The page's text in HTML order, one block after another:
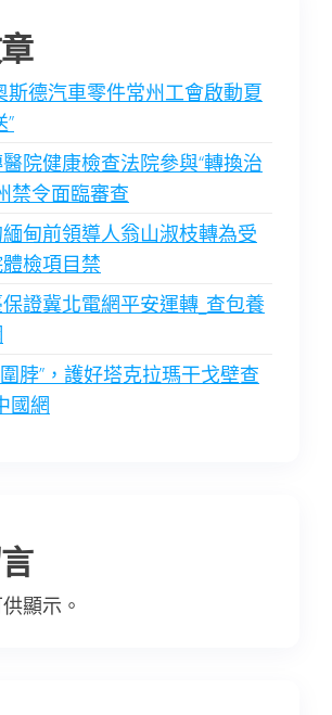
奧斯德汽車零件常州工會啟動夏
”
院健康檢查法院參與“轉換治
禁令面臨審查
甸前領導人翁山淑枝轉為受
檢項目禁
證冀北電網平安運轉_查包養
圍脖”，護好塔克拉瑪干戈壁查
國網
顯示。